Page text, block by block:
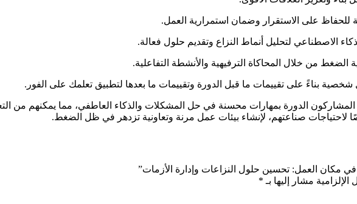
للحفاظ على الاستقرار وضمان استمرارية العمل.
الاصطناعي لتحليل أنماط النزاع وتقديم حلول فعالة.
الضغط من خلال المحاكاة الترفيهية والأنشطة التفاعلية.
بناءً على تقييمات ما قبل الدورة وتقييمات ما بعدها لتطبيق تعلمك على الفور.
المشاركون الدورة بمهارات محسنة في حل المشكلات والذكاء العاطفي، مما يمكنهم من
لاحتياجات صناعتهم، لإنشاء بيئات عمل مرنة وتعاونية تزدهر في ظل الضغط.
مكان العمل: تحسين حلول النزاعات وإدارة الأزمات”
الإلزامية مشار إليها بـ *